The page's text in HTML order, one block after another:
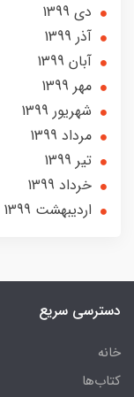
دی 1399
آذر 1399
آبان 1399
مهر 1399
شهریور 1399
مرداد 1399
تير 1399
خرداد 1399
ارديبهشت 1399
دسترسی سریع
خانه
کتاب‌ها